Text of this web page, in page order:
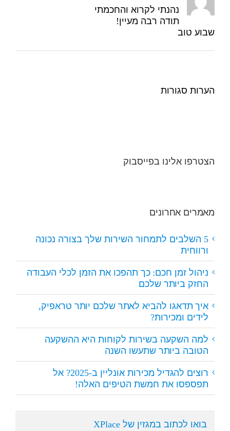
נהנתי לקרוא והחכמתי
תודה רבה מעיין!
שבוע טוב
הערות סגורות
הצטרפו אלינו בפייסבוק
מאמרים אחרונים
5 השלבים לתמחור השירות שלך בצורה נכונה
ורווחית
ניהול זמן חכם: כך תהפכו את הזמן לכלי העבודה
החזק ביותר שלכם
איך תדאגו להביא לאתר שלכם יותר טראפיק,
לידים ומכירות?
למה השקעה בשירות לקוחות היא ההשקעה
הטובה ביותר שתעשו השנה
רוצים להגדיל מכירות אונליין ב-2025? אל
תפספסו את חמשת הטיפים האלה!
בואו לכתוב במגזין של XPlace